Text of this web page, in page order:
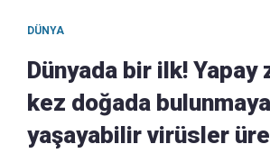
DÜNYA
Dünyada bir ilk! Yapay
kez doğada
yaşayabilir virüsler